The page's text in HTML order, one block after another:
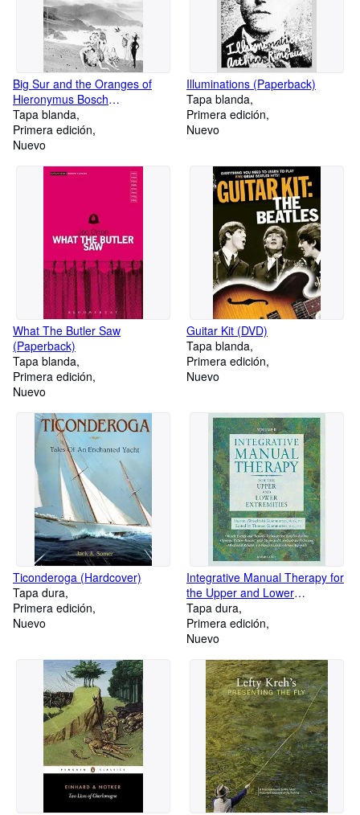
Big Sur and the Oranges of
Hieronymus Bosch
(Paperback)
Tapa blanda
Primera edición
Nuevo
Illuminations (Paperback)
Tapa blanda
Primera edición
Nuevo
What The Butler Saw
(Paperback)
Tapa blanda
Primera edición
Nuevo
Guitar Kit (DVD)
Tapa blanda
Primera edición
Nuevo
Ticonderoga (Hardcover)
Tapa dura
Primera edición
Nuevo
Integrative Manual Therapy for
the Upper and Lower
Extremities (Hardcover)
Tapa dura
Primera edición
Nuevo